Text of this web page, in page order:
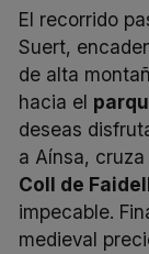
El recorrido
Suert,
de alta
hacia el
deseas
a Aínsa, cruza
Coll de
impecable.
medieval